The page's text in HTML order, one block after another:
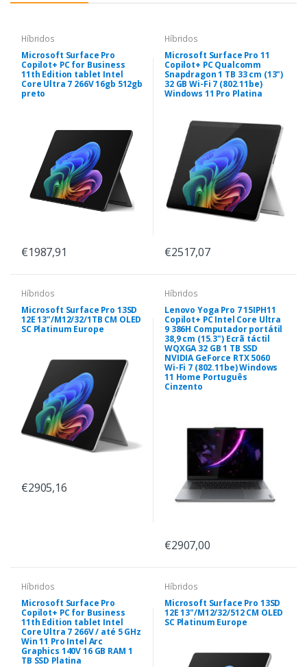
Híbridos
Microsoft Surface Pro
Copilot+ PC for Business
11th Edition tablet Intel
Core Ultra 7 266V 16gb 512gb
preto
€1987,91
Híbridos
Microsoft Surface Pro 11
Copilot+ PC Qualcomm
Snapdragon 1 TB 33 cm (13")
32 GB Wi-Fi 7 (802.11be)
Windows 11 Pro Platina
€2517,07
Híbridos
Microsoft Surface Pro 13SD
12E 13"/M12/32/1TB CM OLED
SC Platinum Europe
€2905,16
Híbridos
Lenovo Yoga Pro 7 15IPH11
Copilot+ PC Intel Core Ultra
9 386H Computador portátil
38,9 cm (15.3") Ecrã táctil
WQXGA 32 GB 1 TB SSD
NVIDIA GeForce RTX 5060
Wi-Fi 7 (802.11be) Windows
11 Home Português
Cinzento
€2907,00
Híbridos
Microsoft Surface Pro
Copilot+ PC for Business
11th Edition tablet Intel
Core Ultra 7 266V / até 5 GHz
Win 11 Pro Intel Arc
Graphics 140V 16 GB RAM 1
TB SSD Platina
Híbridos
Microsoft Surface Pro 13SD
12E 13"/M12/32/512 CM OLED
SC Platinum Europe